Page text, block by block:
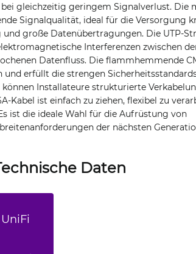
gleichzeitig geringem Signalverlust. Die
Signalqualität, ideal für die Versorgung
große Datenübertragungen. Die UTP-
Interferenzen zwischen
Datenfluss. Die flammhemmende
erfüllt die strengen
Installateure strukturierte
Kabel ist einfach zu ziehen, flexibel zu
ist die ideale Wahl für die Aufrüstung von
der nächsten
Daten